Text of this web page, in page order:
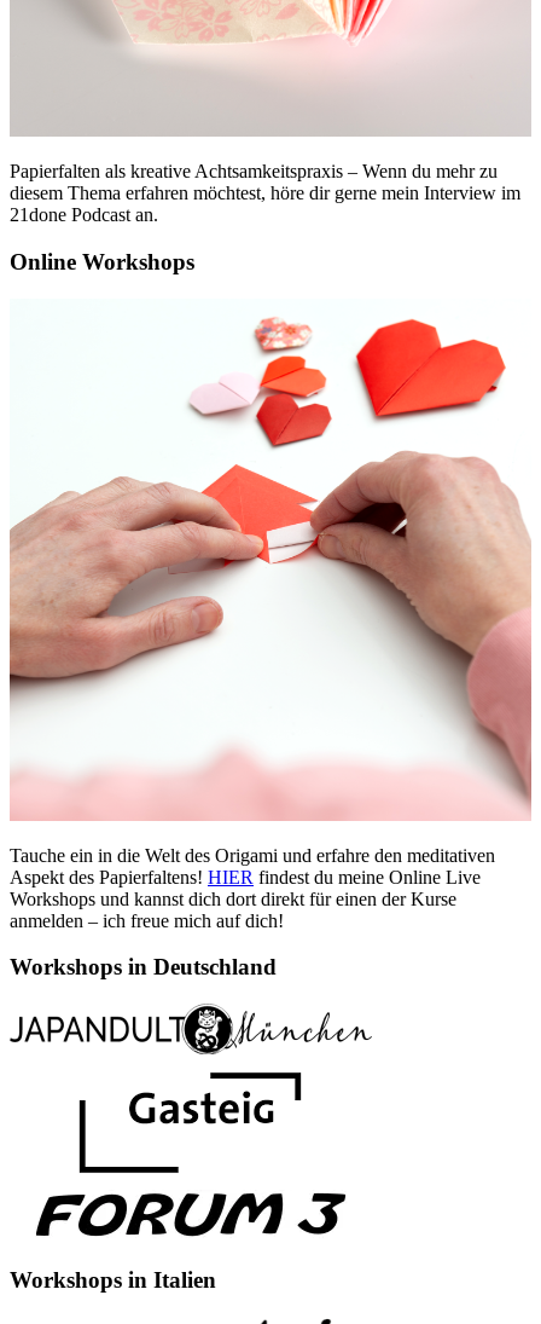
Papierfalten als kreative Achtsamkeitspraxis – Wenn du mehr zu
diesem Thema erfahren möchtest, höre dir gerne mein Interview im
21done Podcast an.
Online Workshops
Tauche ein in die Welt des Origami und erfahre den meditativen
Aspekt des Papierfaltens! HIER findest du meine Online Live
Workshops und kannst dich dort direkt für einen der Kurse
anmelden – ich freue mich auf dich!
Workshops in Deutschland
Workshops in Italien